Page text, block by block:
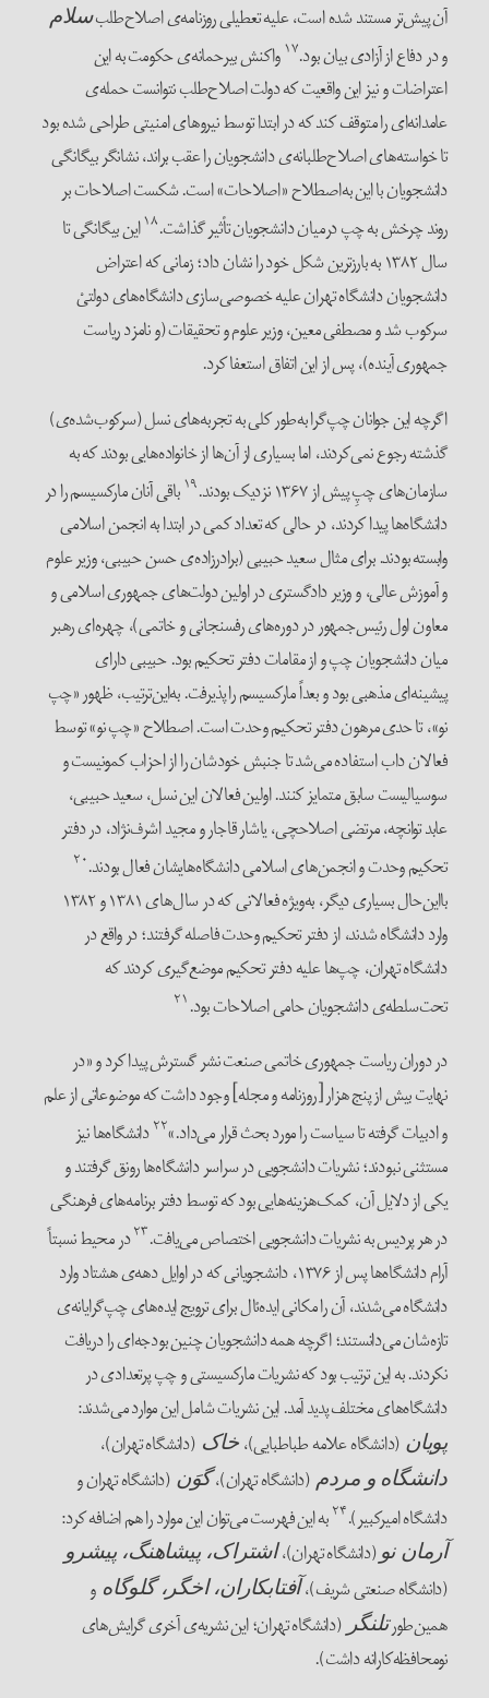
آن پیش‌تر مستند شده است، علیه تعطیلی روزنامه‌ی اصلاح‌طلبسلام
و در دفاع از آزادی بیان بود.۱۷
واکنش بی‎رحمانه‌ی حکومت به این
اعتراضات و نیز این واقعیت که دولت اصلاح‌طلب نتوانست حمله‌ی
عامدانه‌ای را متوقف کند که در ابتدا توسط نیروهای امنیتی طراحی شده بود
تا خواسته‌های اصلاح‌طلبانه‌ی دانشجویان را عقب براند، نشانگر بیگانگی
دانشجویان با این به‌اصطلاح «اصلاحات» است. شکست اصلاحات بر
روند چرخش به چپ درمیان دانشجویان تأثیر گذاشت.۱۸این بیگانگی تا
سال ۱۳۸۲ به بارزترین شکل خود را نشان داد؛ زمانی که اعتراض
دانشجویان دانشگاه تهران علیه خصوصی‌سازی دانشگاه‌های دولتیْ
سرکوب شد و مصطفی معین، وزیر علوم و تحقیقات (و نامزد ریاست
جمهوری آینده)، پس از این اتفاق استعفا کرد.
اگرچه این جوانان چپ‌گرا به‌طور کلی به تجربه‌های نسل (سرکوب‌شده‌ی)
گذشته رجوع نمی‌کردند، اما بسیاری از آن‌ها از خانواده‌هایی بودند که به
سازمان‌های چپِ پیش از ۱۳۶۷ نزدیک بودند.
۱۹باقی آنان مارکسیسم را در
دانشگاه‌ها پیدا کردند، در حالی که تعداد کمی در ابتدا به انجمن اسلامی
وابسته بودند. برای مثال سعید حبیبی (برادرزاده‌ی حسن حبیبی، وزیر علوم
و آموزش عالی، و وزیر دادگستری در اولین دولت‌های جمهوری اسلامی و
معاون اول رئیس‌جمهور در دوره‌‌های رفسنجانی و خاتمی)، چهره‌ای رهبر
میان دانشجویان چپ و از مقامات دفتر تحکیم بود. حبیبی دارای
پیشینه‌ای مذهبی بود و بعداً مارکسیسم را پذیرفت. به‌این‌ترتیب، ظهور «چپ
نو»، تا حدی مرهون دفتر تحکیم وحدت است. اصطلاح «چپ نو» توسط
فعالان داب استفاده می‌شد تا جنبش خودشان را از احزاب کمونیست و
سوسیالیست سابق متمایز کنند. اولین فعالان این نسل، سعید حبیبی،
عابد توانچه، مرتضی اصلاحچی، یاشار قاجار و مجید اشرف‌نژاد، در دفتر
تحکیم وحدت و انجمن‌های اسلامی دانشگاه‌هایشان فعال بودند.۲۰
با‌این‌حال بسیاری دیگر، به‌ویژه فعالانی که در سال‌های ۱۳۸۱ و ۱۳۸۲
وارد دانشگاه شدند، از دفتر تحکیم وحدت فاصله گرفتند؛ در واقع در
دانشگاه تهران، چپ‌ها علیه دفتر تحکیم موضع‌گیری کردند که
تحت‌سلطه‌ی دانشجویان حامی اصلاحات بود.۲۱
در دوران ریاست جمهوری خاتمی صنعت نشر گسترش پیدا کرد و «در
نهایت بیش از پنج هزار [روزنامه و مجله] وجود داشت که موضوعاتی از علم
و ادبیات گرفته تا سیاست را مورد‌ بحث قرار می‌داد.»۲۲دانشگاه‌ها نیز
مستثنی نبودند؛ نشریات دانشجویی در سراسر دانشگاه‌ها رونق گرفتند و
یکی از دلایل آن، کمک‌هزینه‌هایی بود که توسط دفتر برنامه‌های فرهنگی
در هر پردیس به نشریات دانشجویی اختصاص می‌یافت.۲۳در محیط نسبتاً
آرام دانشگاه‌ها پس از ۱۳۷۶، دانشجویانی که در اوایل دهه‌ی هشتاد وارد
دانشگاه می‌شدند، آن را مکانی ایده‌ئال برای ترویج ایده‌های چپ‌گرایانه‌ی
تازه‌شان می‌دانستند؛ اگرچه همه دانشجویان چنین بودجه‌ای را دریافت
نکردند. به این ترتیب بود که نشریات مارکسیستی و چپ پرتعدادی در
دانشگاه‌های مختلف پدید آمد. این نشریات شامل این موارد می‌شدند:
پویان (دانشگاه علامه طباطبایی)، خاک(دانشگاه تهران)،
دانشگاه و مردم(دانشگاه تهران)،گوَن (دانشگاه تهران و
دانشگاه امیرکبیر).۲۴به این فهرست می‌توان این موارد را هم اضافه کرد:
آرمان نو(دانشگاه تهران)،اشتراک، پیشاهنگ، پیشرو
(دانشگاه صنعتی شریف)،آفتابکاران، اخگر، گلوگاه و
همین‌طورتلنگر(دانشگاه تهران؛ این نشریه‌ی آخری گرایش‌های
نومحافظه‌کارانه داشت).